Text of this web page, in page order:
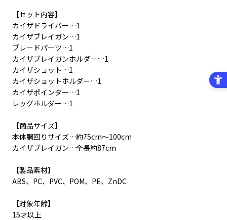
【セット内容】
カイザドライバー…1
カイザブレイガン…1
ブレードパーツ…1
カイザブレイガンホルダー…1
カイザショット…1
カイザショットホルダー…1
カイザポインター…1
レッグホルダー…1
【商品サイズ】
本体胴回りサイズ…約75cm～100cm
カイザブレイガン…全長約87cm
【製品素材】
ABS、PC、PVC、POM、PE、ZnDC
【対象年齢】
15才以上